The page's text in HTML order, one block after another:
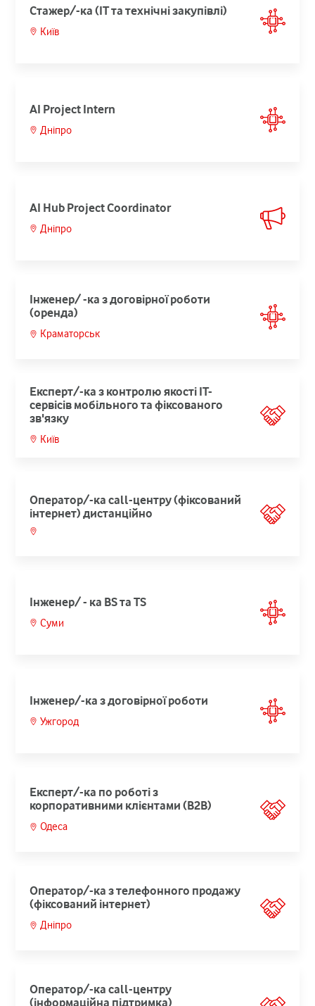
Cтажер/-ка (ІТ та технічні закупівлі)
Київ
AI Project Intern
Дніпро
AI Hub Project Coordinator
Дніпро
Інженер/ -ка з договірної роботи
(оренда)
Краматорськ
Експерт/-ка з контролю якості ІТ-
сервісів мобільного та фіксованого
зв'язку
Київ
Оператор/-ка call-центру (фіксований
інтернет) дистанційно
Інженер/ - ка BS та TS
Суми
Інженер/-ка з договірної роботи
Ужгород
Експерт/-ка по роботі з
корпоративними клієнтами (В2В)
Одеса
Оператор/-ка з телефонного продажу
(фіксований інтернет)
Дніпро
Оператор/-ка call-центру
(інформаційна підтримка)